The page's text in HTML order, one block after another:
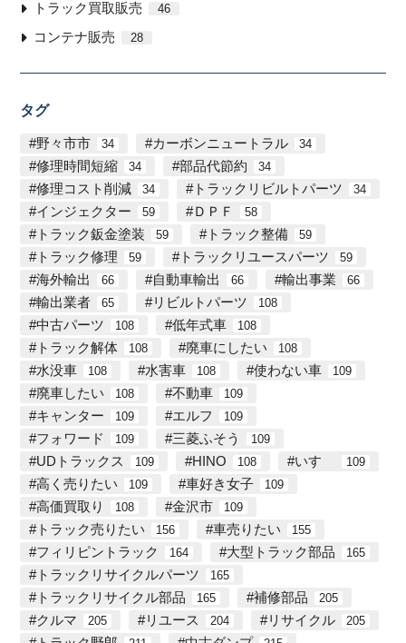
トラック買取販売 46
コンテナ販売 28
タグ
野々市市 34 カーボンニュートラル 34
修理時間短縮 34 部品代節約 34
修理コスト削減 34 トラックリビルトパーツ 34
インジェクター 59 ＤＰＦ 58
トラック鈑金塗装 59 トラック整備 59
トラック修理 59 トラックリユースパーツ 59
海外輸出 66 自動車輸出 66 輸出事業 66
輸出業者 65 リビルトパーツ 108
中古パーツ 108 低年式車 108
トラック解体 108 廃車にしたい 108
水没車 108 水害車 108 使わない車 109
廃車したい 108 不動車 109
キャンター 109 エルフ 109
フォワード 109 三菱ふそう 109
UDトラックス 109 HINO 108 いすゞ 109
高く売りたい 109 車好き女子 109
高価買取り 108 金沢市 109
トラック売りたい 156 車売りたい 155
フィリピントラック 164 大型トラック部品 165
トラックリサイクルパーツ 165
トラックリサイクル部品 165 補修部品 205
クルマ 205 リユース 204 リサイクル 205